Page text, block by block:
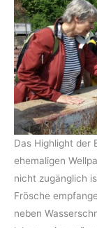
Das Highlight der
ehemaligen
nicht zugänglich
Frösche
neben